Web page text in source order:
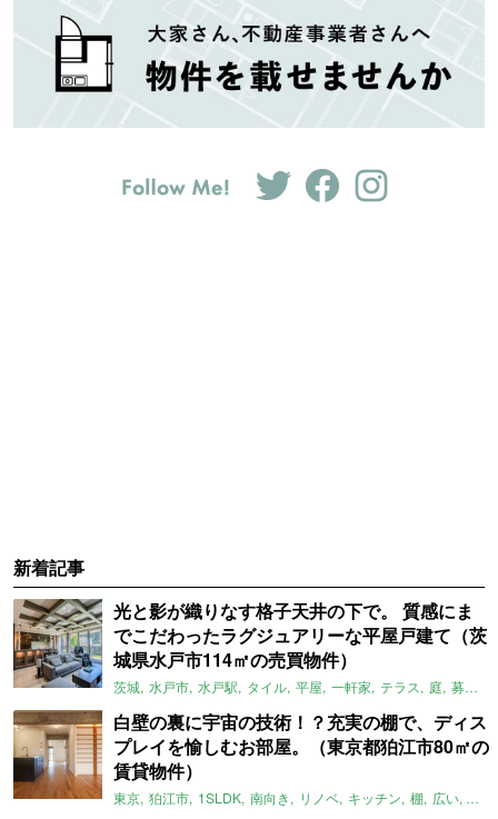
新着記事
光と影が織りなす格子天井の下で。 質感にま
でこだわったラグジュアリーな平屋戸建て（茨
城県水戸市114㎡の売買物件）
茨城 水戸市 水戸駅 タイル 平屋 一軒家 テラス 庭 募集中
白壁の裏に宇宙の技術！？充実の棚で、ディス
プレイを愉しむお部屋。（東京都狛江市80㎡の
賃貸物件）
東京 狛江市 1SLDK 南向き リノベ キッチン 棚 広い ガイ